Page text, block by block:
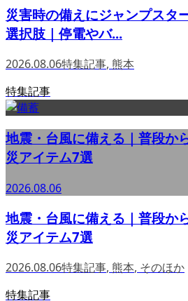
災害時の備えにジャンプスタ
選択肢｜停電やバ...
2026.08.06特集記事, 熊本
特集記事
地震・台風に備える｜普段か
災アイテム7選
2026.08.06
地震・台風に備える｜普段か
災アイテム7選
2026.08.06特集記事, 熊本, そのほか
特集記事